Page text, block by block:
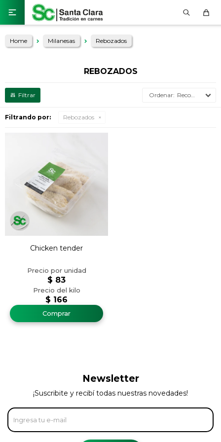

Home Milanesas Rebozados
REBOZADOS
Recomendados
Filtrando por: Rebozados
Chicken tender
$ 166
$ 83
Newsletter
¡Suscribite y recibí todas nuestras novedades!